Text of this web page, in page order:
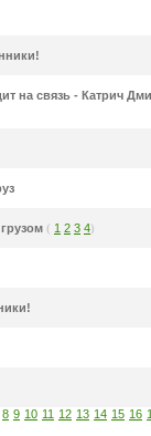
на связь - Катрич
( 1 2 3 4)
8 9 10 11 12 13 14 15 16